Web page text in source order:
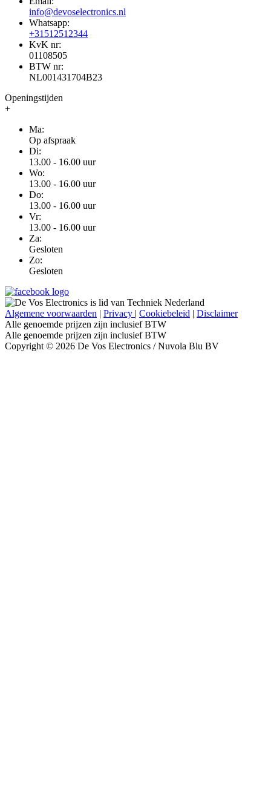
info@devoselectronics.nl
Whatsapp:
+31512512344
KvK nr:
01108505
BTW nr:
NL001431704B23
Openingstijden
+
Ma:
Op afspraak
Di:
13.00 - 16.00 uur
Wo:
13.00 - 16.00 uur
Do:
13.00 - 16.00 uur
Vr:
13.00 - 16.00 uur
Za:
Gesloten
Zo:
Gesloten
Algemene voorwaarden | Privacy | Cookiebeleid | Disclaimer
Alle genoemde prijzen zijn inclusief BTW
Alle genoemde prijzen zijn inclusief BTW
Copyright © 2026 De Vos Electronics / Nuvola Blu BV